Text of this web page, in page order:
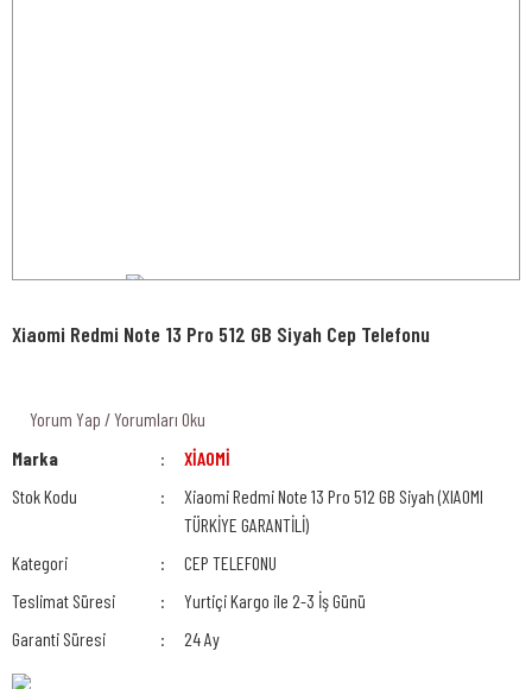
Xiaomi Redmi Note 13 Pro 512 GB Siyah Cep Telefonu
Yorum Yap / Yorumları Oku
Marka
XİAOMİ
Stok Kodu
Xiaomi Redmi Note 13 Pro 512 GB Siyah (XIAOMI
TÜRKİYE GARANTİLİ)
Kategori
CEP TELEFONU
Teslimat Süresi
Yurtiçi Kargo ile 2-3 İş Günü
Garanti Süresi
24 Ay